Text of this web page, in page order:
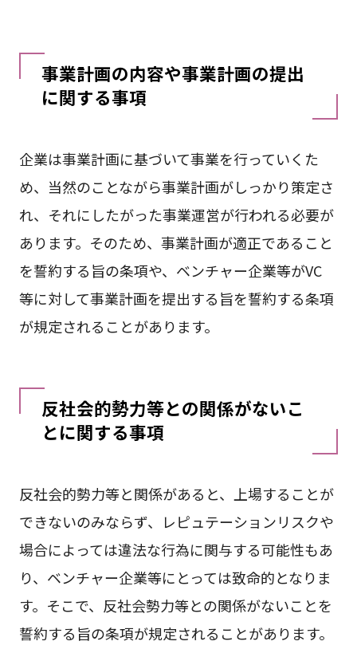
事業計画の内容や事業計画の提出
に関する事項
企業は事業計画に基づいて事業を行っていくた
め、当然のことながら事業計画がしっかり策定さ
れ、それにしたがった事業運営が行われる必要が
あります。そのため、事業計画が適正であること
を誓約する旨の条項や、ベンチャー企業等がVC
等に対して事業計画を提出する旨を誓約する条項
が規定されることがあります。
反社会的勢力等との関係がないこ
とに関する事項
反社会的勢力等と関係があると、上場することが
できないのみならず、レピュテーションリスクや
場合によっては違法な行為に関与する可能性もあ
り、ベンチャー企業等にとっては致命的となりま
す。そこで、反社会勢力等との関係がないことを
誓約する旨の条項が規定されることがあります。